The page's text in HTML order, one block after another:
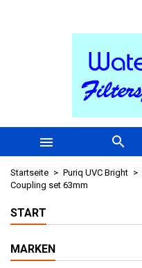
 
Startseite Puriq UVC Bright
Coupling set 63mm
START
MARKEN